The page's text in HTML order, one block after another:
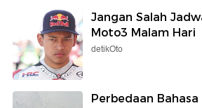
Jangan Salah
Moto3 Malam Hari
detikOto
Perbedaan